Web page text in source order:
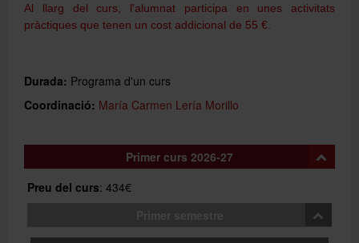
Al llarg del curs, l'alumnat participa en unes activitats
pràctiques que tenen un cost addicional de 55 €.
Durada: Programa d'un curs
Coordinació: María Carmen Lería Morillo
Primer curs 2026-27
Preu del curs: 434€